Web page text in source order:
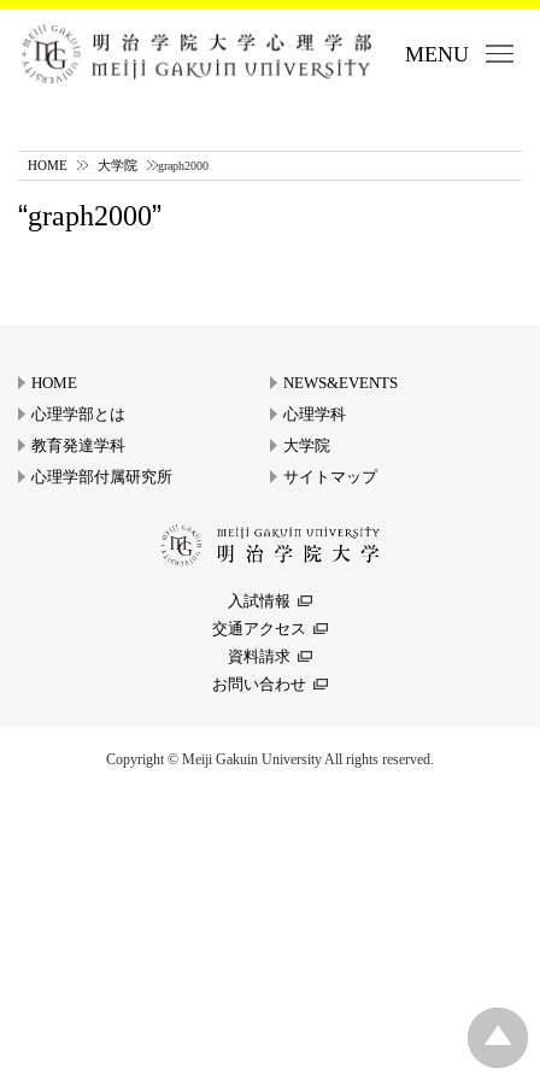
MENU
HOME 大学院 graph2000
graph2000
HOME
NEWS&EVENTS
心理学部とは
心理学科
教育発達学科
大学院
心理学部付属研究所
サイトマップ
入試情報
交通アクセス
資料請求
お問い合わせ
Copyright © Meiji Gakuin University All rights reserved.